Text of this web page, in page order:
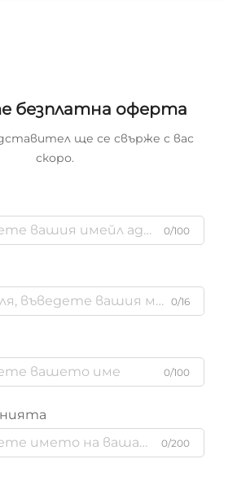
безплатна оферта
ще се свърже с вас
скоро.
0/100
0/16
0/100
0/200